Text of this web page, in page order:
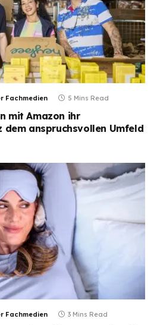
Fachmedien 5 Mins Read
mit Amazon ihr
anspruchsvollen Umfeld
Fachmedien 3 Mins Read